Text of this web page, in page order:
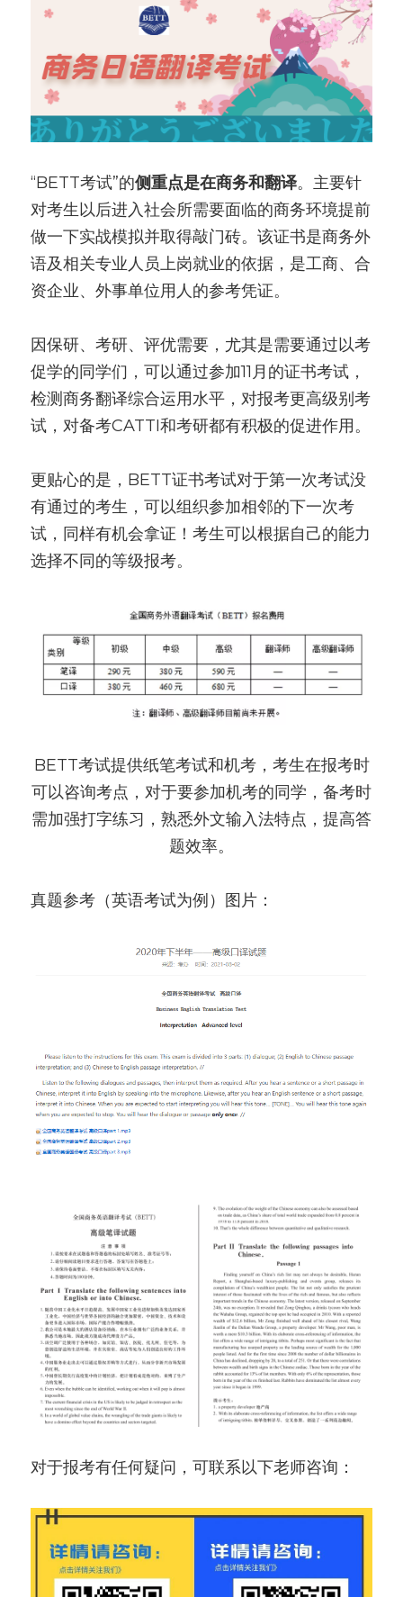
“BETT考试”的侧重点是在商务和翻译。主要针
对考生以后进入社会所需要面临的商务环境提前
做一下实战模拟并取得敲门砖。该证书是商务外
语及相关专业人员上岗就业的依据，是工商、合
资企业、外事单位用人的参考凭证。
因保研、考研、评优需要，尤其是需要通过以考
促学的同学们，可以通过参加11月的证书考试，
检测商务翻译综合运用水平，对报考更高级别考
试，对备考CATTI和考研都有积极的促进作用。
更贴心的是，BETT证书考试对于第一次考试没
有通过的考生，可以组织参加相邻的下一次考
试，同样有机会拿证！考生可以根据自己的能力
选择不同的等级报考。
BETT考试提供纸笔考试和机考，考生在报考时
可以咨询考点，对于要参加机考的同学，备考时
需加强打字练习，熟悉外文输入法特点，提高答
题效率。
真题参考（英语考试为例）图片：
对于报考有任何疑问，可联系以下老师咨询：